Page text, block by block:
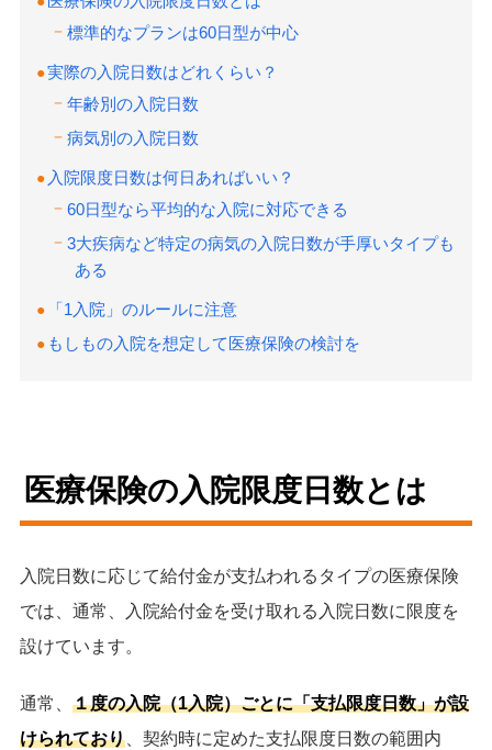
標準的なプランは60日型が中心
実際の入院日数はどれくらい？
年齢別の入院日数
病気別の入院日数
入院限度日数は何日あればいい？
60日型なら平均的な入院に対応できる
3大疾病など特定の病気の入院日数が手厚いタイプも
ある
「1入院」のルールに注意
もしもの入院を想定して医療保険の検討を
医療保険の入院限度日数とは
入院日数に応じて給付金が支払われるタイプの医療保険
では、通常、入院給付金を受け取れる入院日数に限度を
設けています。
通常、 １度の入院（1入院）ごとに「支払限度日数」が設
けられており 、契約時に定めた支払限度日数の範囲内